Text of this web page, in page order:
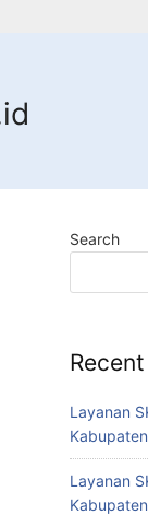
Search
Layanan
Layanan